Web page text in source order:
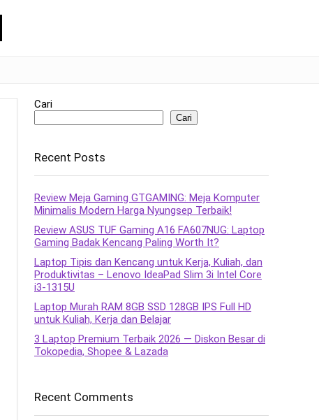
Cari
Cari
Recent Posts
Review Meja Gaming GTGAMING: Meja Komputer
Minimalis Modern Harga Nyungsep Terbaik!
Review ASUS TUF Gaming A16 FA607NUG: Laptop
Gaming Badak Kencang Paling Worth It?
Laptop Tipis dan Kencang untuk Kerja, Kuliah, dan
Produktivitas – Lenovo IdeaPad Slim 3i Intel Core
i3-1315U
Laptop Murah RAM 8GB SSD 128GB IPS Full HD
untuk Kuliah, Kerja dan Belajar
3 Laptop Premium Terbaik 2026 — Diskon Besar di
Tokopedia, Shopee & Lazada
Recent Comments